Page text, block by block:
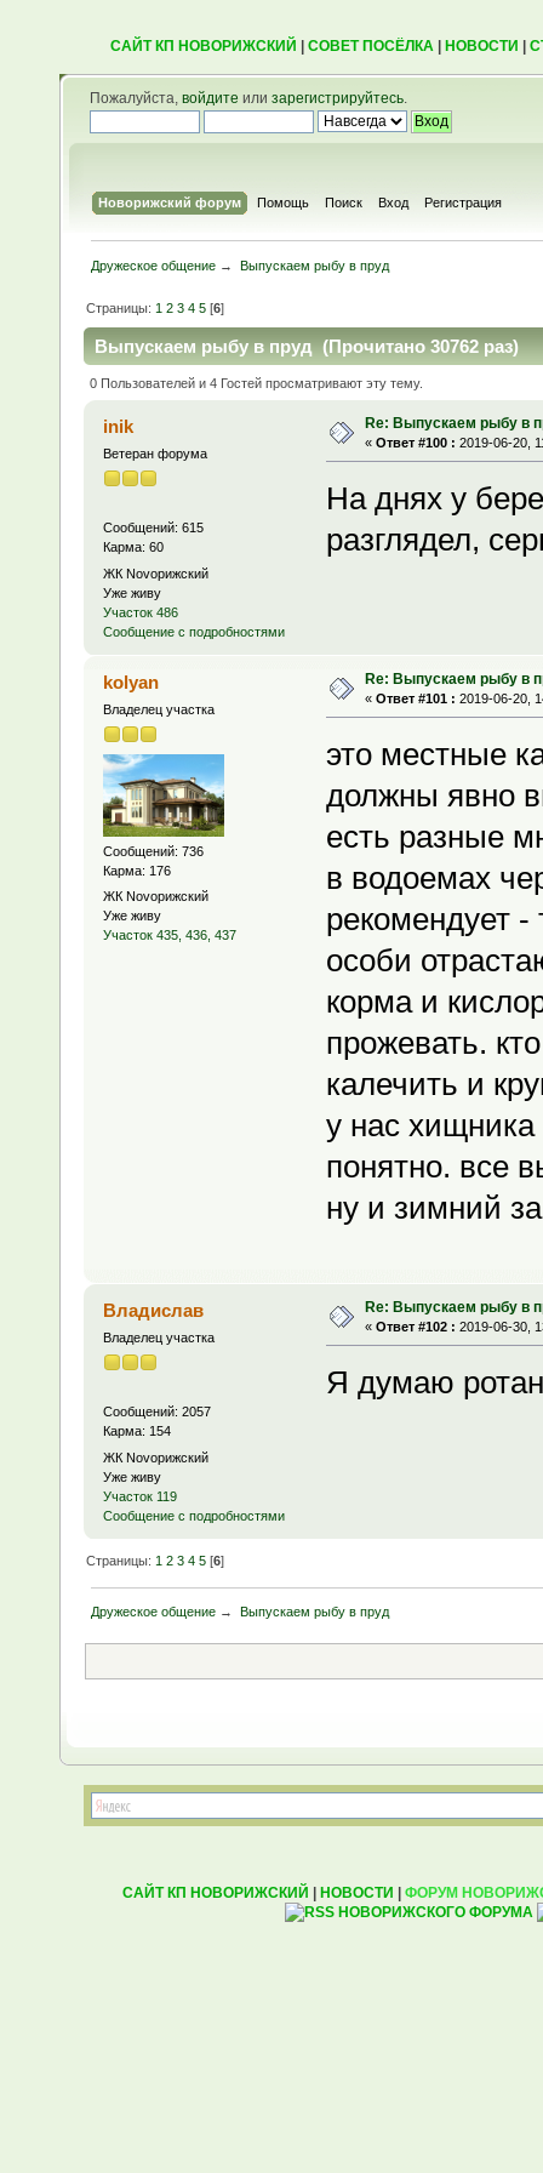
САЙТ КП НОВОРИЖСКИЙ СОВЕТ ПОСЁЛКА| НОВОСТИ
Пожалуйста, войдите или зарегистрируйтесь.
Новорижский форум Помощь Поиск Вход Регистрация
Дружеское общение → Выпускаем рыбу в пруд
Страницы:1 2 3 4 5 [6]
Выпускаем рыбу в пруд (Прочитано 30762 раз)
0 Пользователей и 4 Гостей просматривают эту тему.
inik
Ветеран форума
Сообщений: 615
Карма: 60
ЖК Novoрижский
Уже живу
Участок 486
Сообщение с подробностями
Re: Выпускаем рыбу в
« Ответ #100 : 2019-06-20,
На днях у
разглядел,
kolyan
Владелец участка
Сообщений: 736
Карма: 176
ЖК Novoрижский
Уже живу
Участок 435, 436, 437
Re: Выпускаем рыбу в
« Ответ #101 : 2019-06-20,
это местные
должны явно
есть разные
в водоемах
рекомендует
особи
корма и
прожевать.
калечить и
у нас
понятно. все
ну и зимний
Владислав
Владелец участка
Сообщений: 2057
Карма: 154
ЖК Novoрижский
Уже живу
Участок 119
Сообщение с подробностями
Re: Выпускаем рыбу в
« Ответ #102 : 2019-06-30,
Я думаю
Страницы: 1 2 3 4 5 [6]
Дружеское общение → Выпускаем рыбу в пруд
САЙТ КП НОВОРИЖСКИЙ | НОВОСТИ | ФОРУМ